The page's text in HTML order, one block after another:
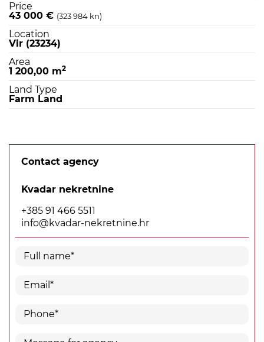
Price
43 000 € (323 984 kn)
Location
Vir (23234)
Area
1 200,00 m2
Land Type
Farm Land
Contact agency
Kvadar nekretnine
+385 91 466 5511
info@kvadar-nekretnine.hr